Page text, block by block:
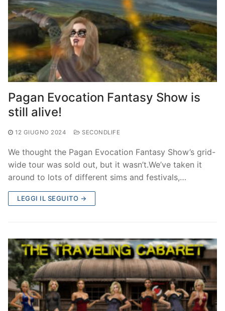
Pagan Evocation Fantasy Show is
still alive!
12 GIUGNO 2024 SECONDLIFE
We thought the Pagan Evocation Fantasy Show’s grid-
wide tour was sold out, but it wasn’t.We’ve taken it
around to lots of different sims and festivals,…
LEGGI IL SEGUITO →